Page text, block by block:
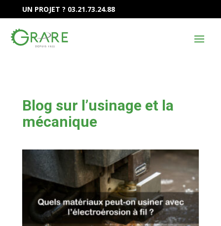
UN PROJET ? 03.21.73.24.88
Blog sur l’usinage et la
mécanique